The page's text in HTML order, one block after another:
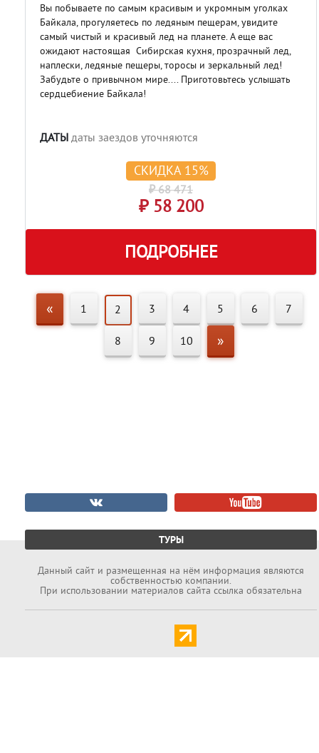
Вы побываете по самым красивым и укромным уголках
Байкала, прогуляетесь по ледяным пещерам, увидите
самый чистый и красивый лед на планете. А еще вас
ожидают настоящая Сибирская кухня, прозрачный лед,
наплески, ледяные пещеры, торосы и зеркальный лед!
Забудьте о привычном мире.... Приготовьтесь услышать
сердцебиение Байкала!
ДАТЫ даты заездов уточняются
СКИДКА 15%
₽ 68 471
₽ 58 200
ПОДРОБНЕЕ
« 1 2 3 4 5 6 7
8 9 10 »
ТУРЫ
Данный cайт и размещенная на нём информация являются
собственностью компании.
При использовании материалов сайта ссылка обязательна